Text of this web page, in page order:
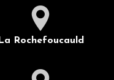
La Rochefoucauld